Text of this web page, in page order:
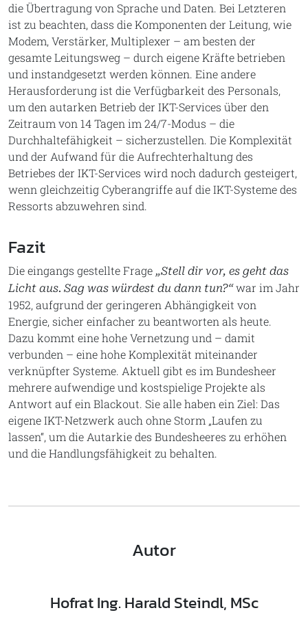
die Übertragung von Sprache und Daten. Bei Letzteren
ist zu beachten, dass die Komponenten der Leitung, wie
Modem, Verstärker, Multiplexer – am besten der
gesamte Leitungsweg – durch eigene Kräfte betrieben
und instandgesetzt werden können. Eine andere
Herausforderung ist die Verfügbarkeit des Personals,
um den autarken Betrieb der IKT-Services über den
Zeitraum von 14 Tagen im 24/7-Modus – die
Durchhaltefähigkeit – sicherzustellen. Die Komplexität
und der Aufwand für die Aufrechterhaltung des
Betriebes der IKT-Services wird noch dadurch gesteigert,
wenn gleichzeitig Cyberangriffe auf die IKT-Systeme des
Ressorts abzuwehren sind.
Fazit
Die eingangs gestellte Frage „Stell dir vor, es geht das
Licht aus. Sag was würdest du dann tun?“war im Jahr
1952, aufgrund der geringeren Abhängigkeit von
Energie, sicher einfacher zu beantworten als heute.
Dazu kommt eine hohe Vernetzung und – damit
verbunden – eine hohe Komplexität miteinander
verknüpfter Systeme. Aktuell gibt es im Bundesheer
mehrere aufwendige und kostspielige Projekte als
Antwort auf ein Blackout. Sie alle haben ein Ziel: Das
eigene IKT-Netzwerk auch ohne Storm „Laufen zu
lassen“, um die Autarkie des Bundesheeres zu erhöhen
und die Handlungsfähigkeit zu behalten.
Autor
Hofrat Ing. Harald Steindl, MSc